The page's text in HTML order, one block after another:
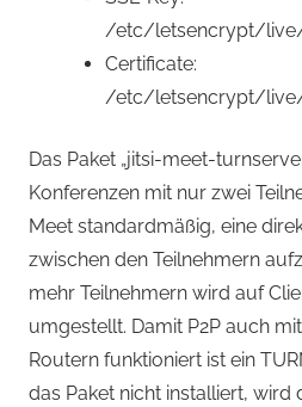
/etc/letsencrypt/live/
Certificate:
/etc/letsencrypt/
Das Paket „jitsi-meet-
Konferenzen mit nur zwei
Meet standardmäßig, eine
zwischen den Teilnehmern
mehr Teilnehmern wird auf
umgestellt. Damit P2P auch
Routern funktioniert ist ein
das Paket nicht installiert, wird